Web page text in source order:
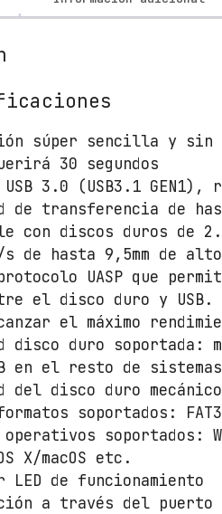
súper sencilla y
30 segundos
USB 3.0 (USB3.1
de transferencia de
con discos duros de
de hasta 9,5mm de alto
UASP que
el disco duro y USB.
el máximo
disco duro soportada:
en el resto de sistemas
del disco duro mecánico
soportados:
operativos soportados:
X/macOS etc.
LED de funcionamiento
a través del puerto